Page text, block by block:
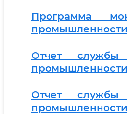
Программа
промышленности
Отчет службы
промышленности
Отчет службы
промышленности